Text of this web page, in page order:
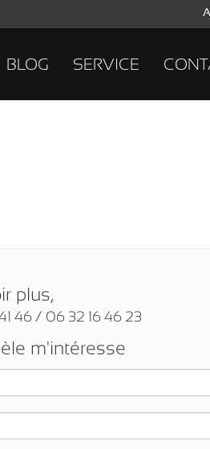
BLOG SERVICE
plus,
46 / 06 32 16 46 23
m'intéresse